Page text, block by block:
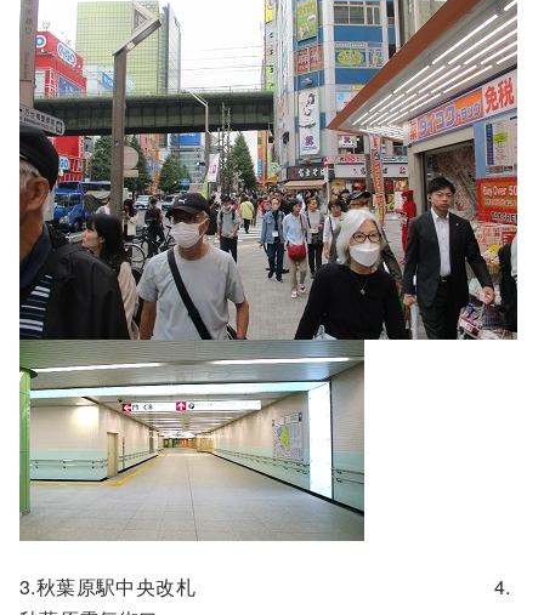
3.秋葉原駅中央改札 4.